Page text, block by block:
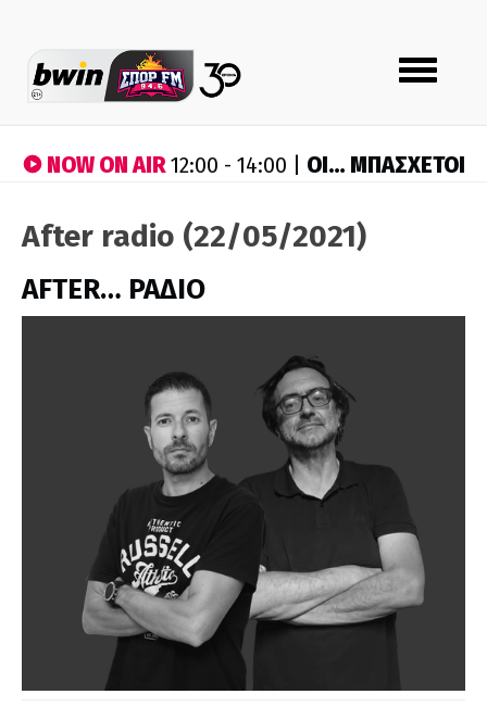
Toggle
navigation
NOW ON AIR12:00 - 14:00 | ΟΙ… ΜΠΑΣΧΕΤΟΙ
After radio (22/05/2021)
AFTER… ΡΑΔΙΟ